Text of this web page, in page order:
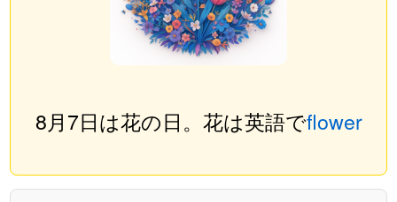
8月7日は花の日。花は英語でflower